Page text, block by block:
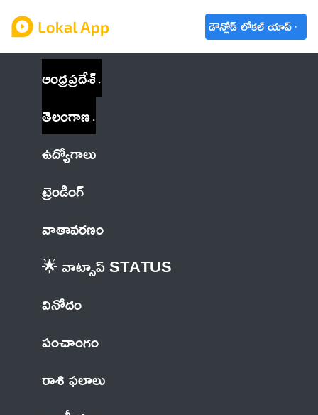
డౌన్లోడ్ లోకల్ యాప్
ఆంధ్రప్రదేశ్
తెలంగాణ
ఉద్యోగాలు
ట్రెండింగ్
వాతావరణం
🌟 వాట్సాప్ STATUS
వినోదం
పంచాంగం
రాశి ఫలాలు